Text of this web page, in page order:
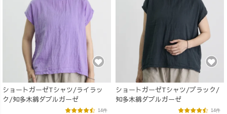
ショートガーゼTシャツ/ライラッ
ク/知多木綿ダブルガーゼ
14件
ショートガーゼTシャツ/ブラック/
知多木綿ダブルガーゼ
14件